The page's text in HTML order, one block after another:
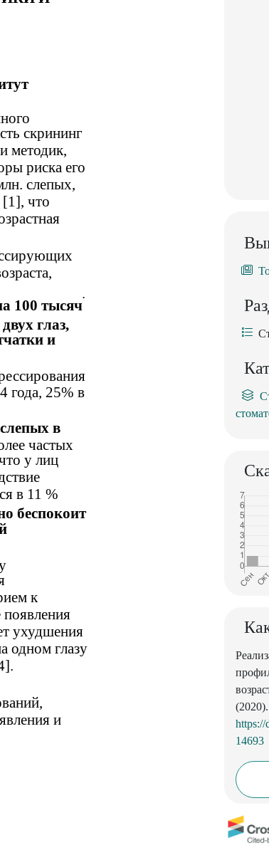
скрининг
методик,
риска его
слепых,
[1], что
.
100 тысяч
глаз,
и
года, 25% в
в
частых
у лиц
в 11 %
беспокоит
к
ухудшения
одном глазу
и
(2020).
https://
14693